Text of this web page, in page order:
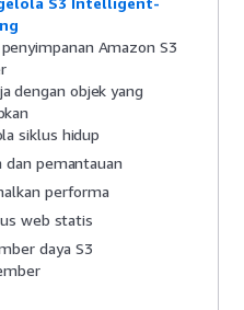
Amazon S3
dengan objek yang
siklus hidup
dan pemantauan
performa
web statis
daya S3